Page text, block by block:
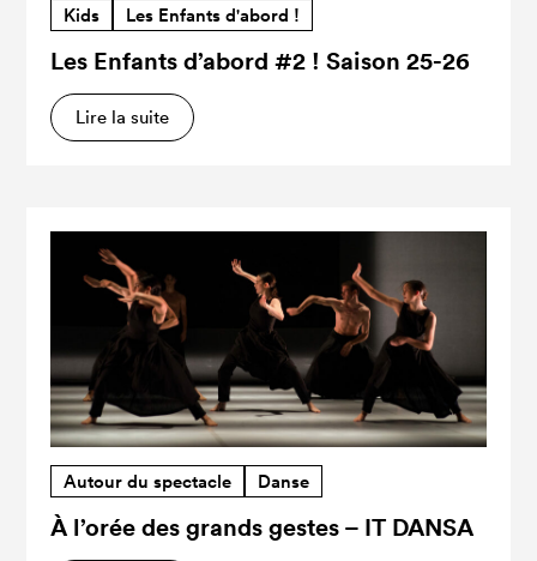
Kids Les Enfants d'abord !
Les Enfants d’abord #2 ! Saison 25-26
Lire la suite
Autour du spectacle Danse
À l’orée des grands gestes – IT DANSA